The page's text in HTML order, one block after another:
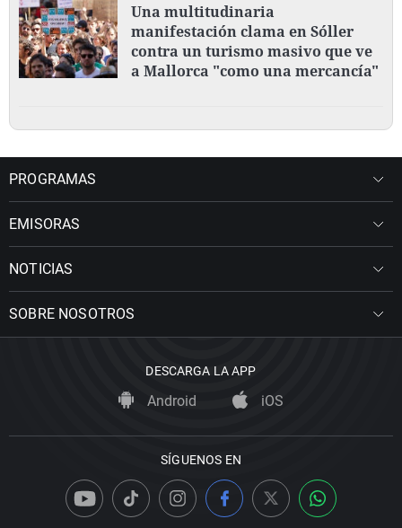
Una multitudinaria
manifestación clama en Sóller
contra un turismo masivo que ve
a Mallorca "como una mercancía"
PROGRAMAS
EMISORAS
NOTICIAS
SOBRE NOSOTROS
DESCARGA LA APP
Android iOS
SÍGUENOS EN